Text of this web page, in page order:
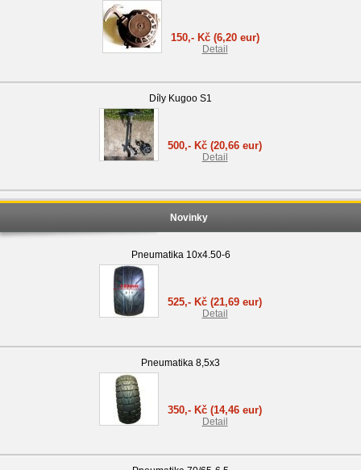
150,- Kč (6,20 eur)
Detail
Díly Kugoo S1
500,- Kč (20,66 eur)
Detail
Novinky
Pneumatika 10x4.50-6
525,- Kč (21,69 eur)
Detail
Pneumatika 8,5x3
350,- Kč (14,46 eur)
Detail